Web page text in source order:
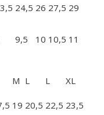
24,5 26 27,5 29
9,5 10 10,5 11
M L L XL
19 20,5 22,5 23,5